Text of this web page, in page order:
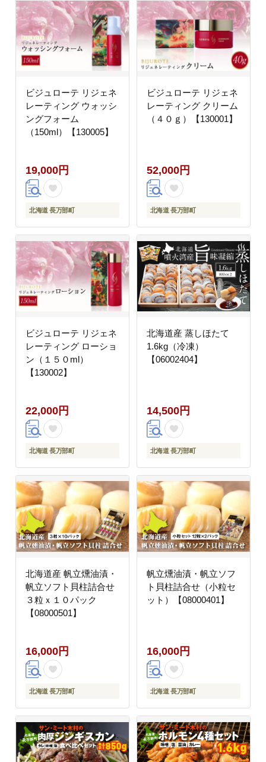
ビジュローテ リジェネ
レーティング ウォッシ
ングフォーム
（150ml）【130005】
19,000円
北海道 長万部町
ビジュローテ リジェネ
レーティング クリーム
（４０ｇ）【130001】
52,000円
北海道 長万部町
ビジュローテ リジェネ
レーティング ローショ
ン（１５０ml）
【130002】
22,000円
北海道 長万部町
北海道産 蒸しほたて
1.6kg（冷凍）
【06002404】
14,500円
北海道 長万部町
北海道産 帆立燻油漬・
帆立ソフト貝柱詰合せ
３粒ｘ１０パック
【08000501】
16,000円
北海道 長万部町
帆立燻油漬・帆立ソフ
ト貝柱詰合せ（小粒セ
ット）【08000401】
16,000円
北海道 長万部町